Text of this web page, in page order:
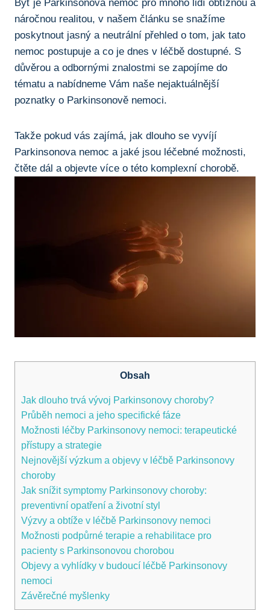
Byť⁣ je Parkinsonova nemoc pro mnoho⁣ lidí⁤ obtížnou a
náročnou realitou,‍ v​ našem ⁤článku ‍se snažíme
poskytnout jasný ⁤a neutrální přehled o tom, jak ⁢tato
‍nemoc postupuje a co je dnes v​ léčbě‍ dostupné. S
důvěrou a odbornými znalostmi se‍ zapojíme do
tématu a nabídneme Vám naše‌ nejaktuálnější
poznatky⁢ o Parkinsonově nemoci.
Takže⁣ pokud vás zajímá, jak dlouho‍ se vyvíjí
‌Parkinsonova⁣ nemoc a jaké jsou léčebné možnosti,‌
čtěte dál a objevte více o této⁣ komplexní​ chorobě.
Obsah
Jak​ dlouho⁣ trvá ‌vývoj ‌Parkinsonovy choroby?
Průběh ⁣nemoci a jeho specifické fáze
Možnosti léčby ⁤Parkinsonovy nemoci: terapeutické
přístupy a strategie
Nejnovější výzkum ​a objevy v⁢ léčbě⁢ Parkinsonovy
⁢choroby
Jak snížit symptomy ⁢Parkinsonovy choroby:
preventivní opatření a životní styl
Výzvy⁢ a ⁤obtíže v léčbě⁢ Parkinsonovy ⁢nemoci
Možnosti podpůrné ‍terapie a rehabilitace ⁤pro
pacienty s Parkinsonovou chorobou
Objevy a vyhlídky⁢ v​ budoucí léčbě Parkinsonovy ​
nemoci
Závěrečné myšlenky